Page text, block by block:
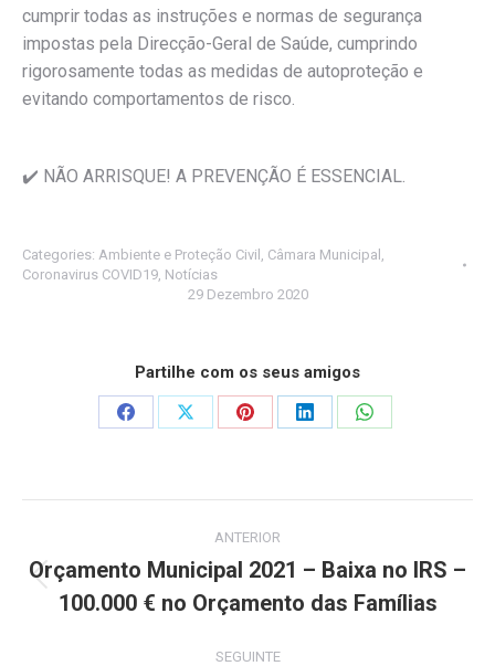
cumprir todas as instruções e normas de segurança
impostas pela Direcção-Geral de Saúde, cumprindo
rigorosamente todas as medidas de autoproteção e
evitando comportamentos de risco.
✔️ NÃO ARRISQUE! A PREVENÇÃO É ESSENCIAL.
Categories: Ambiente e Proteção Civil , Câmara Municipal ,
Coronavirus COVID19, Notícias
29 Dezembro 2020
Partilhe com os seus amigos
Share
Share
Share
Share
Share
navigation
ANTERIOR
post:
Orçamento Municipal 2021 – Baixa no IRS –
100.000 € no Orçamento das Famílias
SEGUINTE